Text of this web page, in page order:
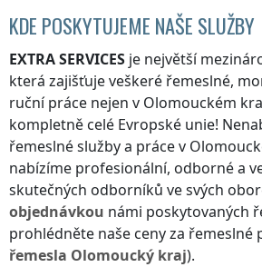
KDE POSKYTUJEME NAŠE SLUŽBY
EXTRA SERVICES je největší
která zajišťuje veškeré řemeslné,
ruční práce nejen v Olomouckém
kompletně celé Evropské unie!
řemeslné služby a prácev
nabízíme profesionální, odborné a
skutečných odborníků ve svých
objednávkou námi poskytovaných
prohlédněte naše ceny za řemeslné
řemesla Olomoucký kraj).